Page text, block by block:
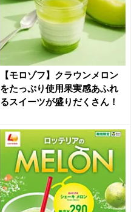
【モロゾフ】クラウンメロン
をたっぷり使用果実感あふれ
るスイーツが盛りだくさん！